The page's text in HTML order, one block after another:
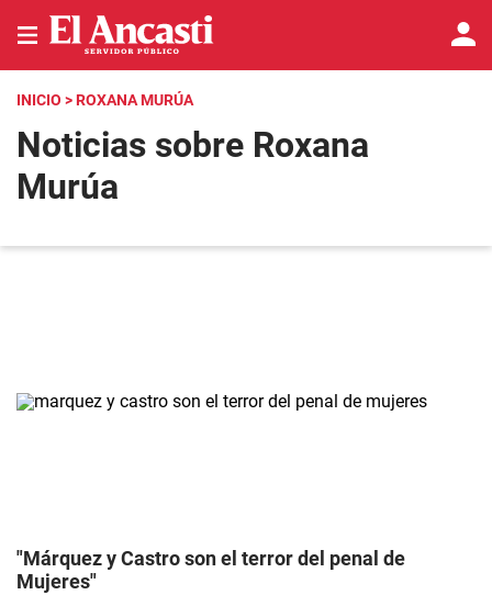
INICIO > ROXANA MURÚA
Noticias sobre Roxana
Murúa
"Márquez y Castro son el terror del penal de
Mujeres"